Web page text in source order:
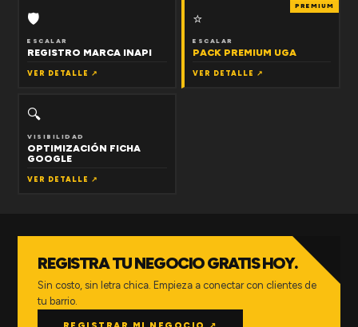
🛡
ESCALAR
REGISTRO MARCA INAPI
VER DETALLE ↗
PREMIUM
⭐
ESCALAR
PACK PREMIUM UGA
VER DETALLE ↗
🔍
VISIBILIDAD
OPTIMIZACIÓN FICHA
GOOGLE
VER DETALLE ↗
REGISTRA TU NEGOCIO GRATIS HOY.
Sin costo, sin letra chica. Empieza a conectar con clientes de
tu barrio.